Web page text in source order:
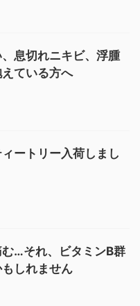
息切れニキビ、浮腫
ている方へ
ートリー入荷しまし
…それ、ビタミンB群
しれません